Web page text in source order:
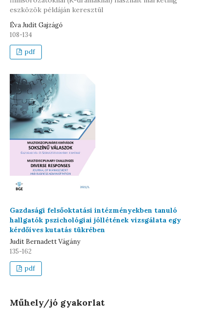
eszközök példáján keresztül
Éva Judit Gajzágó
108-134
pdf
Gazdasági felsőoktatási intézményekben tanuló
hallgatók pszichológiai jóllétének vizsgálata egy
kérdőíves kutatás tükrében
Judit Bernadett Vágány
135-162
pdf
Műhely/jó gyakorlat